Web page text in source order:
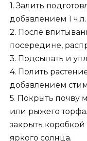
1. Залить
добавлением 1
2. После
посередине,
3. Подсыпать и
4. Полить
добавлением
5. Покрыть почву
или рыжего
закрыть
яркого солнца.